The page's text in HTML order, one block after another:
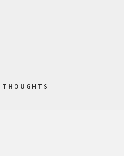
THOUGHTS